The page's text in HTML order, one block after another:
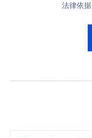
法律依